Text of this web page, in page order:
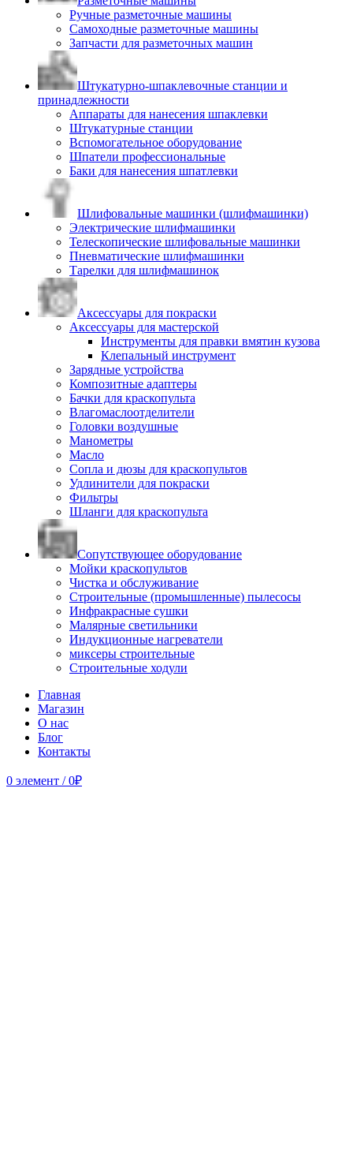
Ручные разметочные машины
Самоходные разметочные машины
Запчасти для разметочных машин
Штукатурно-шпаклевочные станции и
принадлежности
Аппараты для нанесения шпаклевки
Штукатурные станции
Вспомогательное оборудование
Шпатели профессиональные
Баки для нанесения шпатлевки
Шлифовальные машинки (шлифмашинки)
Электрические шлифмашинки
Телескопические шлифовальные машинки
Пневматические шлифмашинки
Тарелки для шлифмашинок
Аксессуары для покраски
Аксессуары для мастерской
Инструменты для правки вмятин кузова
Клепальный инструмент
Зарядные устройства
Композитные адаптеры
Бачки для краскопульта
Влагомаслоотделители
Головки воздушные
Манометры
Масло
Сопла и дюзы для краскопультов
Удлинители для покраски
Фильтры
Шланги для краскопульта
Сопутствующее оборудование
Мойки краскопультов
Чистка и обслуживание
Строительные (промышленные) пылесосы
Инфракрасные сушки
Малярные светильники
Индукционные нагреватели
миксеры строительные
Строительные ходули
Главная
Магазин
О нас
Блог
Контакты
0 элемент / 0₽